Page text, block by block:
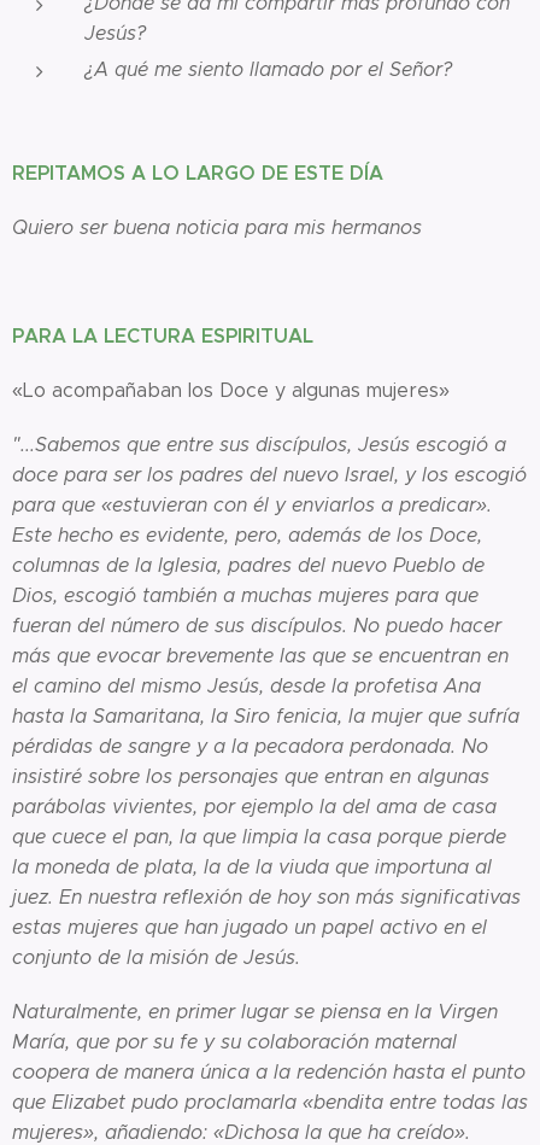
Jesús?
¿A qué me siento llamado por el Señor?
REPITAMOS A LO LARGO DE ESTE DÍA
Quiero ser buena noticia para mis hermanos
PARA LA LECTURA ESPIRITUAL
«Lo acompañaban los Doce y algunas mujeres»
"...Sabemos que entre sus discípulos, Jesús escogió a
doce para ser los padres del nuevo Israel, y los escogió
para que «estuvieran con él y enviarlos a predicar».
Este hecho es evidente, pero, además de los Doce,
columnas de la Iglesia, padres del nuevo Pueblo de
Dios, escogió también a muchas mujeres para que
fueran del número de sus discípulos. No puedo hacer
más que evocar brevemente las que se encuentran en
el camino del mismo Jesús, desde la profetisa Ana
hasta la Samaritana, la Siro fenicia, la mujer que sufría
pérdidas de sangre y a la pecadora perdonada. No
insistiré sobre los personajes que entran en algunas
parábolas vivientes, por ejemplo la del ama de casa
que cuece el pan, la que limpia la casa porque pierde
la moneda de plata, la de la viuda que importuna al
juez. En nuestra reflexión de hoy son más significativas
estas mujeres que han jugado un papel activo en el
conjunto de la misión de Jesús.
Naturalmente, en primer lugar se piensa en la Virgen
María, que por su fe y su colaboración maternal
coopera de manera única a la redención hasta el punto
que Elizabet pudo proclamarla «bendita entre todas las
mujeres», añadiendo: «Dichosa la que ha creído».